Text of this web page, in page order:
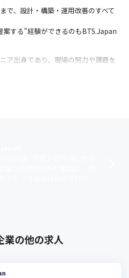
で、設計・構築・運用改善のすべて
案する"経験ができるのもBTS.Japan
ア出身であり、現場の努力や課題を
業の他の求人